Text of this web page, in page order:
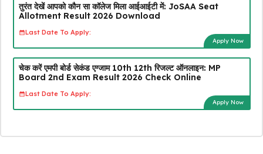
तुरंत देखें आपको कौन सा कॉलेज मिला आईआईटी में: JoSAA Seat
Allotment Result 2026 Download
Last Date To Apply:
Apply Now
चेक करें एमपी बोर्ड सेकंड एग्जाम 10th 12th रिजल्ट ऑनलाइन: MP
Board 2nd Exam Result 2026 Check Online
Last Date To Apply:
Apply Now